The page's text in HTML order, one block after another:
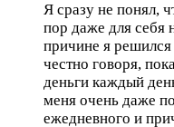
Я сразу не понял,
пор даже для себя
причине я
честно говоря,
деньги каждый
меня очень даже
ежедневного и